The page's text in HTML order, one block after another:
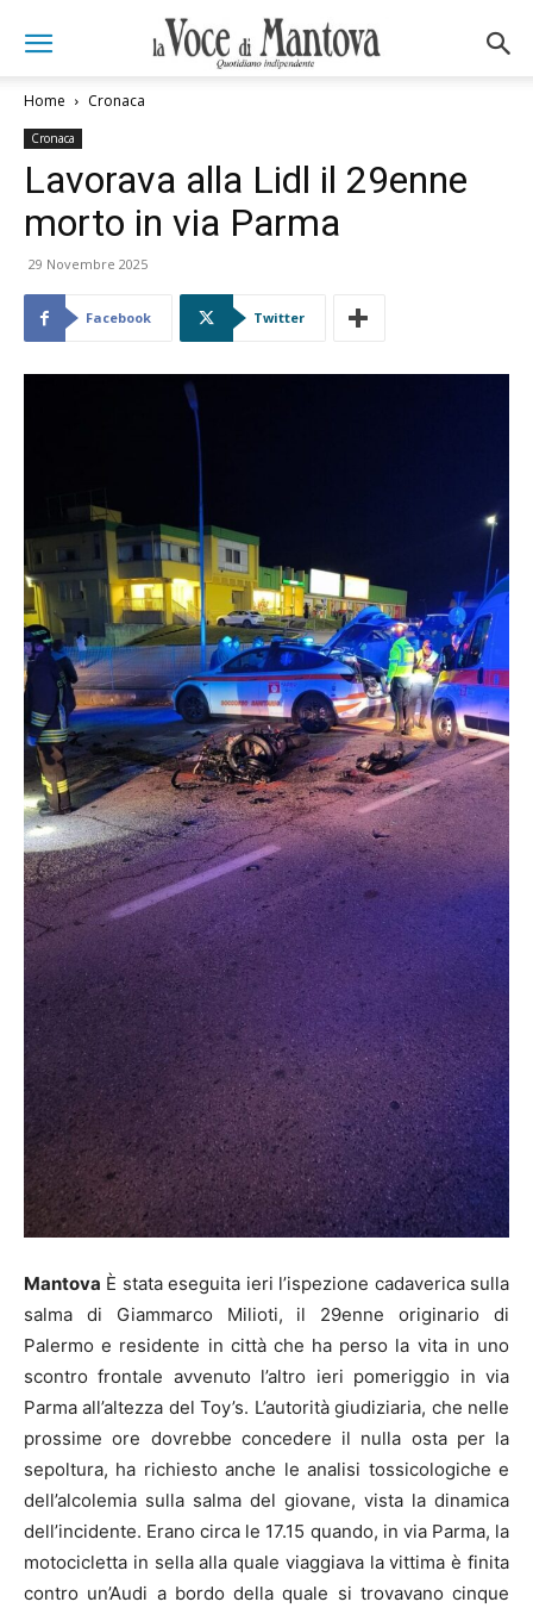
Home Cronaca
Cronaca
Lavorava alla Lidl il 29enne
morto in via Parma
29 Novembre 2025
Facebook Twitter
Mantova È stata eseguita ieri l’ispezione cadaverica sulla
salma di Giammarco Milioti, il 29enne originario di
Palermo e residente in città che ha perso la vita in uno
scontro frontale avvenuto l’altro ieri pomeriggio in via
Parma all’altezza del Toy’s. L’autorità giudiziaria, che nelle
prossime ore dovrebbe concedere il nulla osta per la
sepoltura, ha richiesto anche le analisi tossicologiche e
dell’alcolemia sulla salma del giovane, vista la dinamica
dell’incidente. Erano circa le 17.15 quando, in via Parma, la
motocicletta in sella alla quale viaggiava la vittima è finita
contro un’Audi a bordo della quale si trovavano cinque